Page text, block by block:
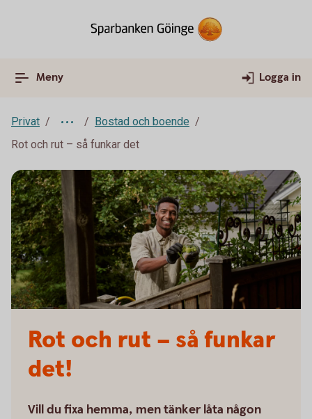
Meny Logga in
Privat
Bostad och boende
Rot och rut – så funkar det
Rot och rut – så funkar
det!
Vill du fixa hemma, men tänker låta någon